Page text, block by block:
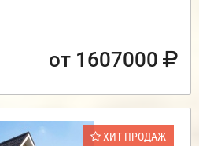
от 1607000
ХИТ ПРОДАЖ